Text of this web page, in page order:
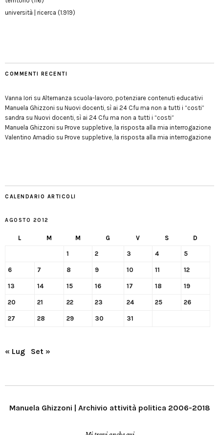
università | ricerca (1.919)
COMMENTI RECENTI
Vanna Iori su Alternanza scuola-lavoro, potenziare contenuti educativi
Manuela Ghizzoni su Nuovi docenti, sì ai 24 Cfu ma non a tutti i “costi”
sandra su Nuovi docenti, sì ai 24 Cfu ma non a tutti i “costi”
Manuela Ghizzoni su Prove suppletive, la risposta alla mia interrogazione
Valentino Amadio su Prove suppletive, la risposta alla mia interrogazione
CALENDARIO ARTICOLI
AGOSTO 2012
L M M G V S D
1 2 3 4 5
6 7 8 9 10 11 12
13 14 15 16 17 18 19
20 21 22 23 24 25 26
27 28 29 30 31
« Lug Set »
Manuela Ghizzoni | Archivio attività politica 2006-2018